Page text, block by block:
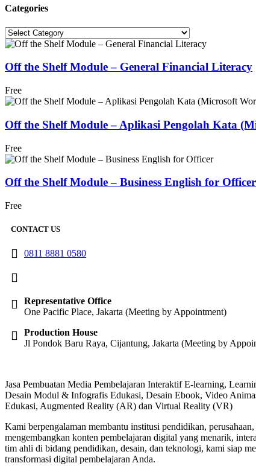
Categories
Categories
Off the Shelf Module – General Financial Literacy
Free
Off the Shelf Module – Aplikasi Pengolah Kata
Free
Off the Shelf Module – Business English for Officer
Free
CONTACT US
0811 8881 0580
Representative Office
One Pacific Place, Jakarta (Meeting by Appointment)
Production House
Jl Pondok Baru Raya, Cijantung, Jakarta (Meeting by
Jasa Pembuatan Media Pembelajaran Interaktif E-learning,
Desain Modul & Infografis Edukasi, Desain Ebook, Video
Edukasi, Augmented Reality (AR) dan Virtual Reality (VR)
Kami berpengalaman membantu institusi pendidikan,
mengembangkan konten pembelajaran digital yang menarik,
tim ahli di bidang pendidikan, desain, dan teknologi, kami siap
transformasi digital pembelajaran Anda.